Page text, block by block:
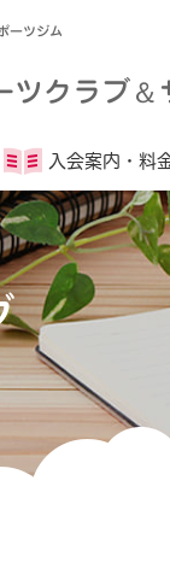
ーツジム
ツクラブ＆
入会案内・ 料